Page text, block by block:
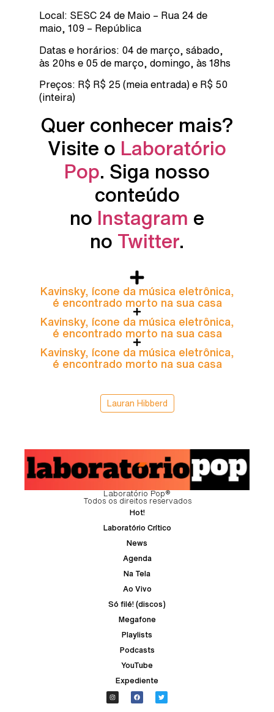
Local: SESC 24 de Maio – Rua 24 de
maio, 109 – República
Datas e horários: 04 de março, sábado,
às 20hs e 05 de março, domingo, às 18hs
Preços: R$ R$ 25 (meia entrada) e R$ 50
(inteira)
Quer conhecer mais?
Visite o Laboratório
Pop. Siga nosso
conteúdo
no Instagram e
no Twitter.
Kavinsky, ícone da música eletrônica,
é encontrado morto na sua casa
Kavinsky, ícone da música eletrônica,
é encontrado morto na sua casa
Kavinsky, ícone da música eletrônica,
é encontrado morto na sua casa
Lauran Hibberd
Laboratório Pop®
Todos os direitos reservados
Hot!
Laboratório Crítico
News
Agenda
Na Tela
Ao Vivo
Só filé! (discos)
Megafone
Playlists
Podcasts
YouTube
Expediente